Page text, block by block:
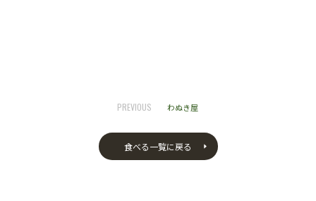
PREVIOUS わぬき屋
食べる一覧に戻る